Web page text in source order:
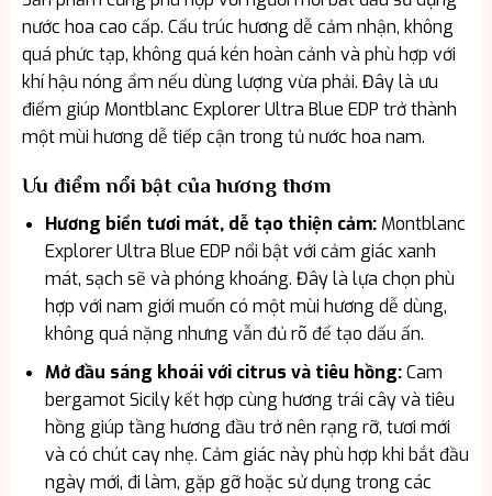
nước hoa cao cấp. Cấu trúc hương dễ cảm nhận, không
quá phức tạp, không quá kén hoàn cảnh và phù hợp với
khí hậu nóng ẩm nếu dùng lượng vừa phải. Đây là ưu
điểm giúp Montblanc Explorer Ultra Blue EDP trở thành
một mùi hương dễ tiếp cận trong tủ nước hoa nam.
Ưu điểm nổi bật của hương thơm
Hương biển tươi mát, dễ tạo thiện cảm:Montblanc
Explorer Ultra Blue EDP nổi bật với cảm giác xanh
mát, sạch sẽ và phóng khoáng. Đây là lựa chọn phù
hợp với nam giới muốn có một mùi hương dễ dùng,
không quá nặng nhưng vẫn đủ rõ để tạo dấu ấn.
Mở đầu sáng khoái với citrus và tiêu hồng:Cam
bergamot Sicily kết hợp cùng hương trái cây và tiêu
hồng giúp tầng hương đầu trở nên rạng rỡ, tươi mới
và có chút cay nhẹ. Cảm giác này phù hợp khi bắt đầu
ngày mới, đi làm, gặp gỡ hoặc sử dụng trong các